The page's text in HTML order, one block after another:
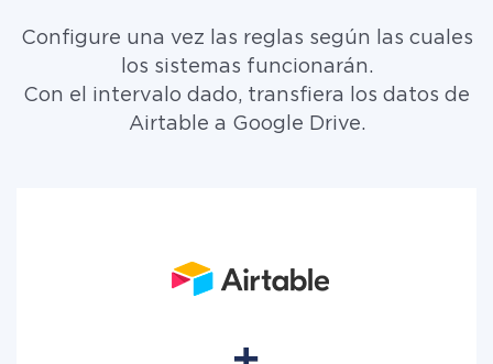
Configure una vez las reglas según las cuales
los sistemas funcionarán.
Con el intervalo dado, transfiera los datos de
Airtable a Google Drive.